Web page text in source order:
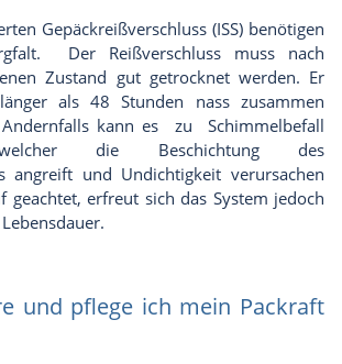
Gepäckreißverschluss (ISS) benötigen
Der Reißverschluss muss nach
Zustand gut getrocknet werden. Er
als 48 Stunden nass zusammen
Andernfalls kann es zu Schimmelbefall
die Beschichtung des
angreift und Undichtigkeit verursachen
geachtet, erfreut sich das System jedoch
und pflege ich mein Packraft